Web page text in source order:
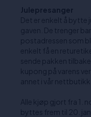
Julepresanger
Det er enkelt å bytte
gaven. De trenger
postadressen som
enkelt få en
sende pakken
kupong på varens
annet i vår nettbutikk.
Alle kjøp gjort fra 1.
byttes frem til 20.